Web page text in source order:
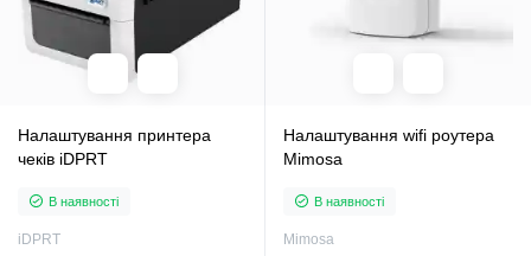
Налаштування принтера
чеків iDPRT
В наявності
iDPRT
Налаштування wifi роутера
Mimosa
В наявності
Mimosa